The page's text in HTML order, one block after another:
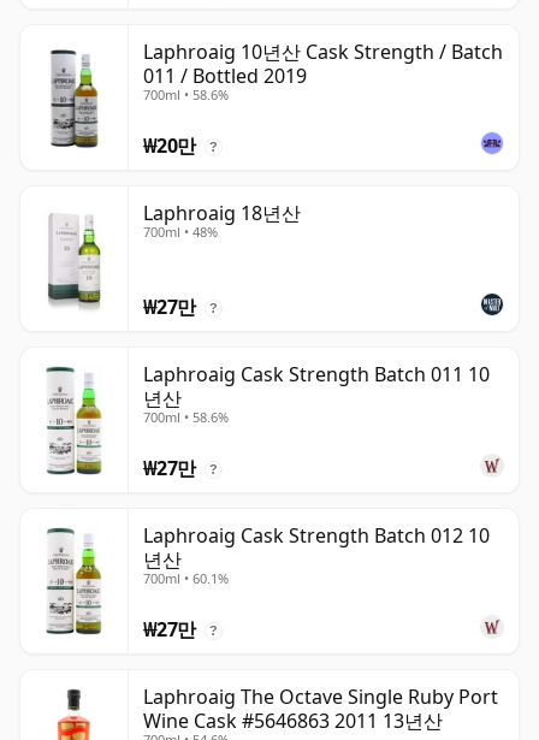
Laphroaig 10년산 Cask Strength / Batch
011 / Bottled 2019
700ml • 58.6%
₩20만 ?
Laphroaig 18년산
700ml • 48%
₩27만 ?
Laphroaig Cask Strength Batch 011 10
년산
700ml • 58.6%
₩27만 ?
Laphroaig Cask Strength Batch 012 10
년산
700ml • 60.1%
₩27만 ?
Laphroaig The Octave Single Ruby Port
Wine Cask #5646863 2011 13년산